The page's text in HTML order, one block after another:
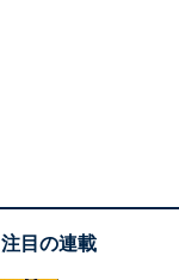
注目の連載